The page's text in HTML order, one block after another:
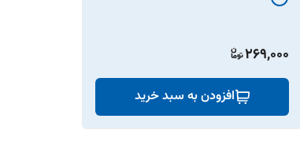
269,000
افزودن به سبد خرید